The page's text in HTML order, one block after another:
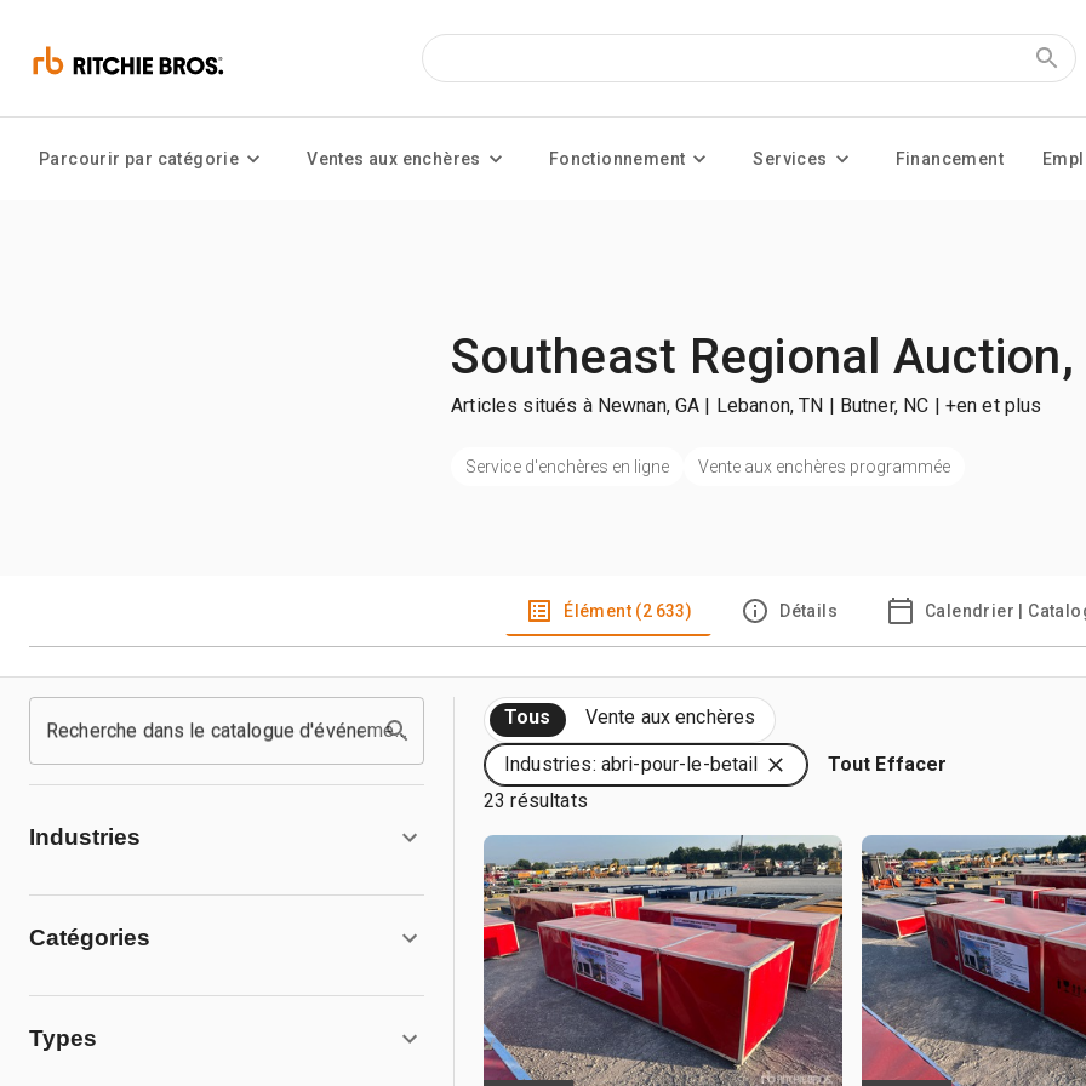
Parcourir par catégorie Ventes aux enchères Fonctionnement Services Financement
Southeast Regional Auction,
Articles situés à Newnan, GA | Lebanon, TN | Butner, NC | +en et plus
Service d'enchères en ligne Vente aux enchères programmée
Élément (2 633) Détails Calendrier |
Recherche dans le catalogue d'événements
Industries
Catégories
Types
Tous Vente aux enchères
Industries: abri-pour-le-betail
Tout Effacer
23 résultats